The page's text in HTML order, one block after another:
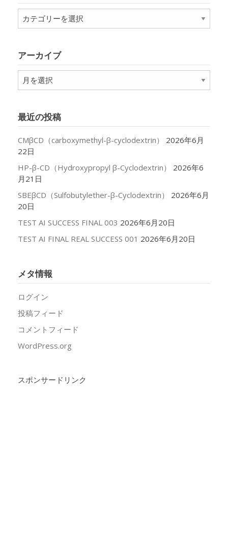
テ
ー
アーカイブ
ア
ー
ブ
最近の投稿
CMβCD（carboxymethyl-β-cyclodextrin）
2026年6月
22日
HP-β-CD（Hydroxypropyl β-Cyclodextrin）
2026年6
月21日
SBEβCD（Sulfobutylether-β-Cyclodextrin）
2026年6月
20日
TEST AI SUCCESS FINAL 003 2026年6月20日
TEST AI FINAL REAL SUCCESS 001 2026年6月20日
メタ情報
ログイン
投稿フィード
コメントフィード
WordPress.org
スポンサードリンク